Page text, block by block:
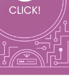
나이